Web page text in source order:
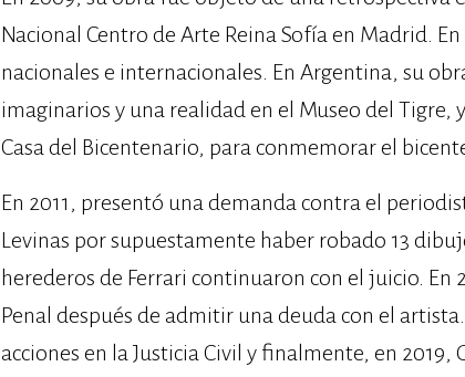
Nacional Centro de Arte Reina Sofía en Madrid.
nacionales e internacionales. En Argentina, su
imaginarios y una realidad en el Museo del Tigre,
Casa del Bicentenario, para conmemorar el
En 2011, presentó una demanda contra el
Levinas por supuestamente haber robado 13
herederos de Ferrari continuaron con el juicio. En
Penal después de admitir una deuda con el
acciones en la Justicia Civil y finalmente, en